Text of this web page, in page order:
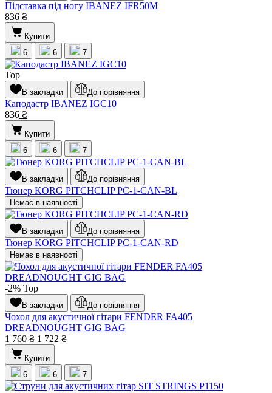
Підставка під ногу IBANEZ IFR50M
836 ₴
Купити
6
6 7
Top
В закладки До порівняння
Каподастр IBANEZ IGC10
836 ₴
Купити
6
6 7
В закладки До порівняння
Тюнер KORG PITCHCLIP PC-1-CAN-BL
Немає в наявності
В закладки До порівняння
Тюнер KORG PITCHCLIP PC-1-CAN-RD
Немає в наявності
-2% Top
В закладки До порівняння
Чохол для акустичної гітари FENDER FA405
DREADNOUGHT GIG BAG
1 760 ₴ 1 722 ₴
Купити
6
6 7